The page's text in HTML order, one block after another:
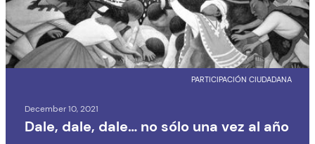
PARTICIPACIÓN CIUDADANA
December 10, 2021
Dale, dale, dale… no sólo una vez al año